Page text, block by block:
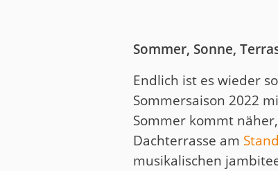
Sommer, Sonne,
Endlich ist es wieder
Sommersaison 2022
Sommer kommt
Dachterrasse am
musikalischen